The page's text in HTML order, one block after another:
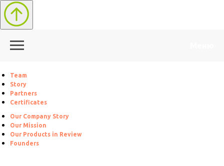
Team
Story
Partners
Certificates
Our Company Story
Our Mission
Our Products in Review
Founders